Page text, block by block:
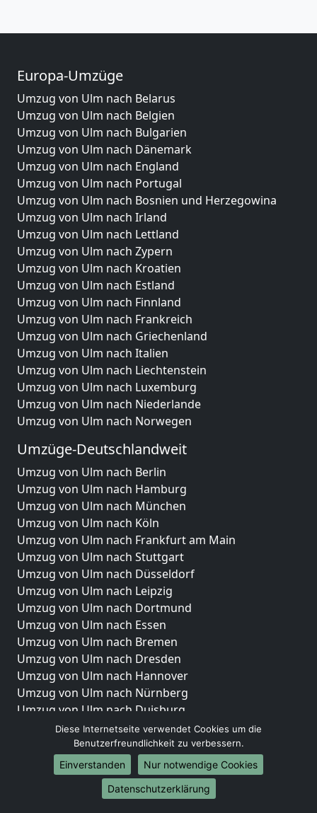
Europa-Umzüge
Umzug von Ulm nach Belarus
Umzug von Ulm nach Belgien
Umzug von Ulm nach Bulgarien
Umzug von Ulm nach Dänemark
Umzug von Ulm nach England
Umzug von Ulm nach Portugal
Umzug von Ulm nach Bosnien und Herzegowina
Umzug von Ulm nach Irland
Umzug von Ulm nach Lettland
Umzug von Ulm nach Zypern
Umzug von Ulm nach Kroatien
Umzug von Ulm nach Estland
Umzug von Ulm nach Finnland
Umzug von Ulm nach Frankreich
Umzug von Ulm nach Griechenland
Umzug von Ulm nach Italien
Umzug von Ulm nach Liechtenstein
Umzug von Ulm nach Luxemburg
Umzug von Ulm nach Niederlande
Umzug von Ulm nach Norwegen
Umzüge-Deutschlandweit
Umzug von Ulm nach Berlin
Umzug von Ulm nach Hamburg
Umzug von Ulm nach München
Umzug von Ulm nach Köln
Umzug von Ulm nach Frankfurt am Main
Umzug von Ulm nach Stuttgart
Umzug von Ulm nach Düsseldorf
Umzug von Ulm nach Leipzig
Umzug von Ulm nach Dortmund
Umzug von Ulm nach Essen
Umzug von Ulm nach Bremen
Umzug von Ulm nach Dresden
Umzug von Ulm nach Hannover
Umzug von Ulm nach Nürnberg
Umzug von Ulm nach Duisburg
Umzug von Ulm nach Bochum
Umzug von Ulm nach Wuppertal
Umzug von Ulm nach Bielefeld
Umzug von Ulm nach Bonn
Umzug von Ulm nach Münster
Diese Internetseite verwendet Cookies um die
Benutzerfreundlichkeit zu verbessern.
Einverstanden
Nur notwendige Cookies
Datenschutzerklärung